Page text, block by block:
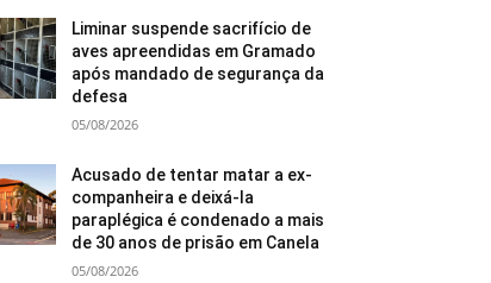
Liminar suspende sacrifício de
aves apreendidas em Gramado
após mandado de segurança da
defesa
05/08/2026
Acusado de tentar matar a ex-
companheira e deixá-la
paraplégica é condenado a mais
de 30 anos de prisão em Canela
05/08/2026